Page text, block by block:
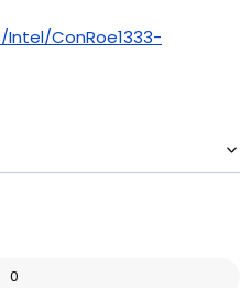
ConRoe1333-
0